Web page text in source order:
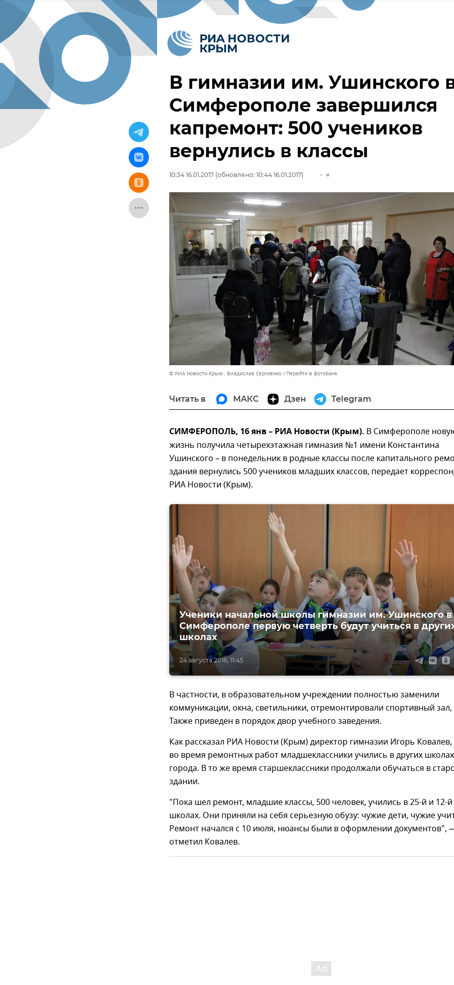
В гимназии им. Ушинского
Симферополе завершился
капремонт: 500 учеников
вернулись в классы
10:34 16.01.2017 (обновлено: 10:44 16.01.2017)
© РИА Новости Крым . Владислав Сергиенко Перейти в фотобанк
Читать в МАКС Дзен Telegram
СИМФЕРОПОЛЬ, 16 янв – РИА Новости (Крым). В Симферополе
жизнь получила четырехэтажная гимназия №1 имени Константина
Ушинского – в понедельник в родные классы после капитального
здания вернулись 500 учеников младших классов, передает
РИА Новости (Крым).
24 августа 2016, 11:45
Ученики начальной школы гимназии им. Ушинского в
Симферополе первую четверть будут учиться в
школах
В частности, в образовательном учреждении полностью заменили
коммуникации, окна, светильники, отремонтировали спортивный зал,
Также приведен в порядок двор учебного заведения.
Как рассказал РИА Новости (Крым) директор гимназии Игорь Ковалев,
во время ремонтных работ младшеклассники учились в других школах
города. В то же время старшеклассники продолжали обучаться в
здании.
"Пока шел ремонт, младшие классы, 500 человек, учились в 25-й и 12-й
школах. Они приняли на себя серьезную обузу: чужие дети, чужие
Ремонт начался с 10 июля, нюансы были в оформлении документов",
отметил Ковалев.